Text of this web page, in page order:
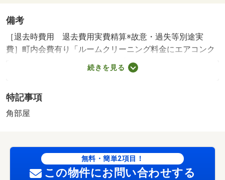
備考
［退去時費用 退去費用実費精算※故意・過失等別途実
費］町内会費有り「ルームクリーニング料金にエアコンク
リーニング費用を含みます。」【法人契約個人負担分につ
いて】法人契約とする場合、個人負担分の支払い方法は原
式会社イントラスト 機関保証加入必須。初回保証料３５
０００円、月額保証料賃料等総額の１％＋８００円／月
ｍ 病院・５１７ｍ ／加盟団体名：（公社）全日本不動
産協会 公取協名：中国地区不動産公正取引協議会加盟/室
内清掃費用 49500円
続きを見る
特記事項
角部屋
無料・簡単2項目！
この物件にお問い合わせする